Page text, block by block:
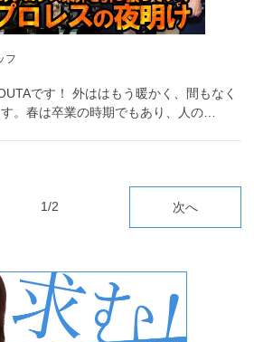
フ
です！ 外ははもう暖かく、間もなく
。春は卒業の時期でもあり、人の…
1/2 次へ